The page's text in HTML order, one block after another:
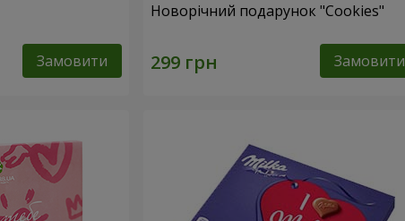
Замовити
Новорічний подарунок "Cookies"
Замовити